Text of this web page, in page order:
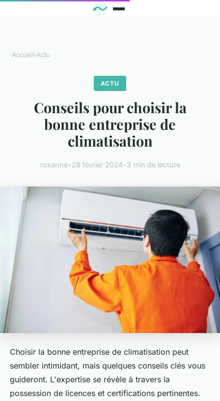
Accueil›Actu
ACTU
Conseils pour choisir la
bonne entreprise de
climatisation
roxanne•28 février 2024•3 min de lecture
Choisir la bonne entreprise de climatisation peut
sembler intimidant, mais quelques conseils clés vous
guideront. L'expertise se révèle à travers la
possession de licences et certifications pertinentes.